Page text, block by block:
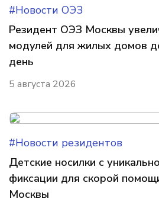
#Новости ОЭЗ
Резидент ОЭЗ Москвы
модулей для жилых домов
день
5 августа 2026
#Новости резидентов
Детские носилки с
фиксации для скорой
Москвы